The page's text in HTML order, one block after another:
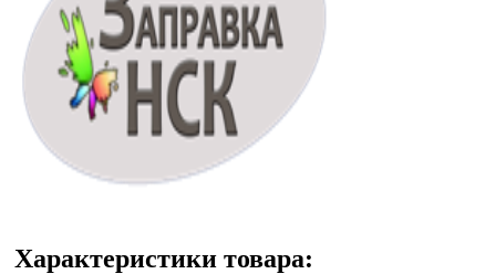
Характеристики товара: